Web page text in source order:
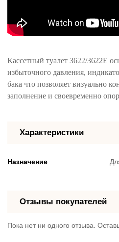
Кассетный туалет 3622/3622E
избыточного давления,
бака что позволяет визуально
заполнение и своевременно
Характеристики
Назначение
Отзывы покупателей
Пока нет ни одного отзыва.